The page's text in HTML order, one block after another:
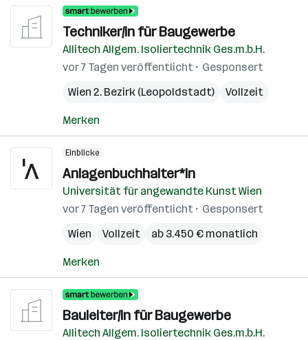
Techniker/in für Baugewerbe
Allitech Allgem. Isoliertechnik Ges.m.b.H.
vor 7 Tagen veröffentlicht
Gesponsert
Wien 2. Bezirk (Leopoldstadt)
Vollzeit
Merken
Einblicke
Anlagenbuchhalter*in
Universität für angewandte Kunst Wien
vor 7 Tagen veröffentlicht
Gesponsert
Wien
Vollzeit ab 3.450 € monatlich
Merken
Bauleiter/in für Baugewerbe
Allitech Allgem. Isoliertechnik Ges.m.b.H.